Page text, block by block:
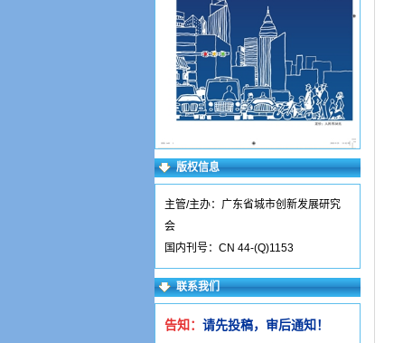
版权信息
主管/主办：广东省城市创新发展研究
会
国内刊号：CN 44-(Q)1153
联系我们
告知： 请先投稿，审后通知！